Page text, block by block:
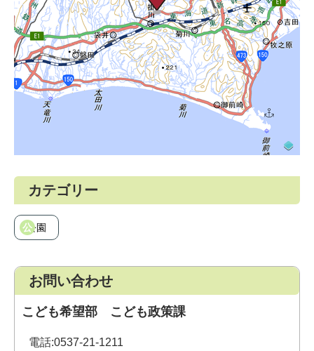
カテゴリー
公園
お問い合わせ
こども希望部 こども政策課
電話:0537-21-1211